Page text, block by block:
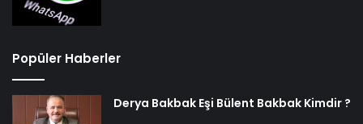
Popüler Haberler
Derya Bakbak Eşi Bülent Bakbak Kimdir ?